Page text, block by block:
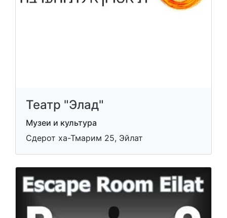
Театр "Элад"
Музеи и культура
Сдерот ха-Тмарим 25, Эйлат